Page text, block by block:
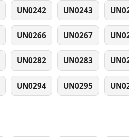
UN0242 UN0243
UN0266 UN0267
UN0282 UN0283
UN0294 UN0295